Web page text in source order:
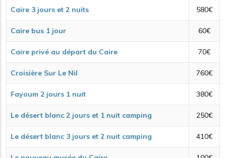
Caire 3 jours et 2 nuits 580€
Caire bus 1 jour 60€
Caire privé au départ du Caire 70€
Croisière Sur Le Nil 760€
Fayoum 2 jours 1 nuit 380€
Le désert blanc 2 jours et 1 nuit camping 250€
Le désert blanc 3 jours et 2 nuit camping 410€